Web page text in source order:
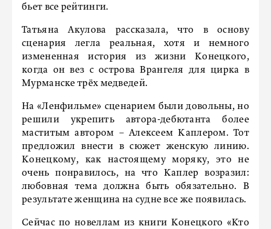
бьет все рейтинги.
Татьяна Акулова рассказала, что в основу
сценария легла реальная, хотя и немного
измененная история из жизни Конецкого,
когда он вез с острова Врангеля для цирка в
Мурманске трёх медведей.
На «Ленфильме» сценарием были довольны, но
решили укрепить автора-дебютанта более
маститым автором – Алексеем Каплером. Тот
предложил внести в сюжет женскую линию.
Конецкому, как настоящему моряку, это не
очень понравилось, на что Каплер возразил:
любовная тема должна быть обязательно. В
результате женщина на судне все же появилась.
Сейчас по новеллам из книги Конецкого «Кто